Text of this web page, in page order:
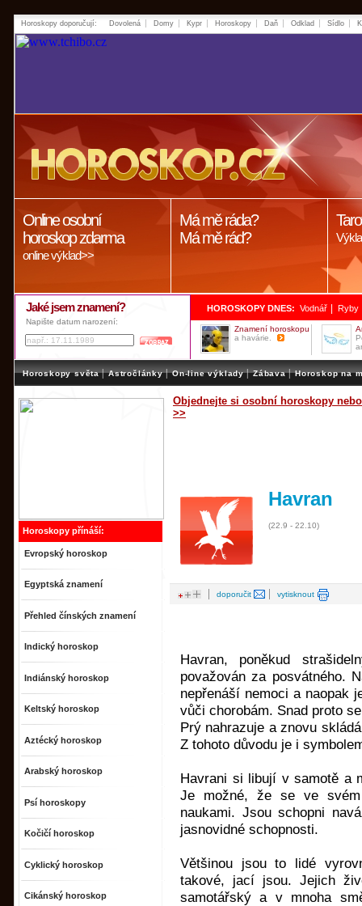
Horoskopy doporučují: Dovolená Domy Kypr Horoskopy Daň Odklad Sídlo
Online osobní
horoskop zdarma
online výklad>>
Má mě ráda?
Má mě rád?
Jaké jsem znamení?
Napište datum narození:
HOROSKOPY DNES: Vodnář Ryby
Znamení horoskopu
a havárie.
Horoskopy světa | Astročlánky | On-line výklady | Zábava | Horoskop na
Horoskopy přínáší:
Evropský horoskop
Egyptská znamení
Přehled čínských znamení
Indický horoskop
Indiánský horoskop
Keltský horoskop
Aztécký horoskop
Arabský horoskop
Psí horoskopy
Kočičí horoskop
Cyklický horoskop
Cikánský horoskop
Objednejte si osobní horoskopy
>>
Havran
(22.9 - 22.10)
| doporučit | vytisknout
Havran, poněkud
považován za posvátného.
nepřenáší nemoci a naopak
vůči chorobám. Snad proto
Prý nahrazuje a znovu
Z tohoto důvodu je i
Havrani si libují v samotě a
Je možné, že se ve svém
naukami. Jsou schopni
jasnovidné schopnosti.
Většinou jsou to lidé
takové, jací jsou. Jejich
samotářský a v mnoha